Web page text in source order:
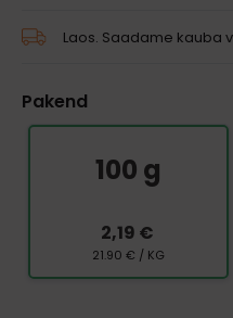
Laos. Saadame kauba
Pakend
100 g
2,19 €
21.90 € / KG